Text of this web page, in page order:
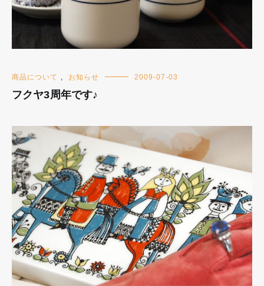
商品について お知らせ 2009-07-03
フクヤ3周年です♪